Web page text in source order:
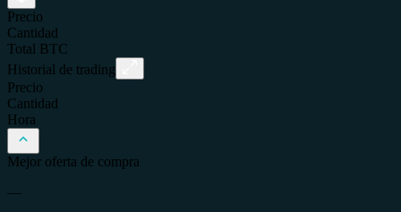
Precio
Cantidad
Total
BTC
Historial de trading
Precio
Cantidad
Hora
Mejor oferta de compra
—